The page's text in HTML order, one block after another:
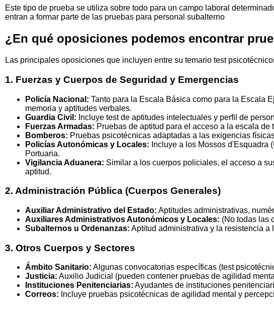
Este tipo de prueba se utiliza sobre todo para un campo laboral
entran a formar parte de las pruebas para personal subalterno
¿En qué oposiciones podemos encontrar
Las principales oposiciones que incluyen entre su temario test
1. Fuerzas y Cuerpos de Seguridad y Emergencias
Policía Nacional: Tanto para la Escala Básica como para la Escala
memoria y aptitudes verbales.
Guardia Civil: Incluye test de aptitudes intelectuales y perfil de
Fuerzas Armadas: Pruebas de aptitud para el acceso a la escala de
Bomberos: Pruebas psicotécnicas adaptadas a las exigencias
Policías Autonómicas y Locales: Incluye a los Mossos d'Esquadra
Portuaria.
Vigilancia Aduanera: Similar a los cuerpos policiales, el acceso a
aptitud.
2. Administración Pública (Cuerpos Generales)
Auxiliar Administrativo del Estado: Aptitudes administrativas,
Auxiliares Administrativos Autonómicos y Locales: (No todas las
Subalternos u Ordenanzas: Aptitud administrativa y la resistencia a
3. Otros Cuerpos y Sectores
Ámbito Sanitario: Algunas convocatorias específicas (test
Justicia: Auxilio Judicial (pueden contener pruebas de agilidad
Instituciones Penitenciarias: Ayudantes de instituciones
Correos: Incluye pruebas psicotécnicas de agilidad mental y